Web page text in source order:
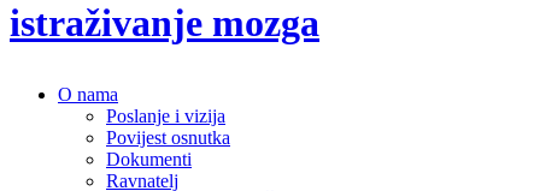
istraživanje mozga
O nama
Poslanje i vizija
Povijest osnutka
Dokumenti
Ravnatelj